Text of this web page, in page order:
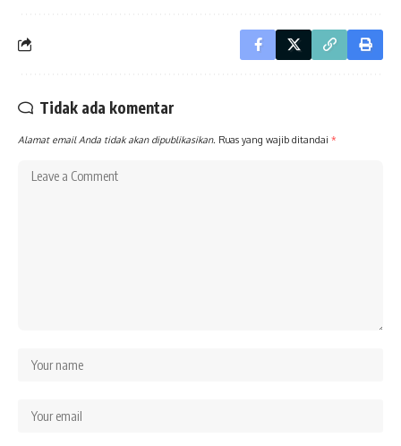
Tidak ada komentar
Alamat email Anda tidak akan dipublikasikan. Ruas yang wajib ditandai *